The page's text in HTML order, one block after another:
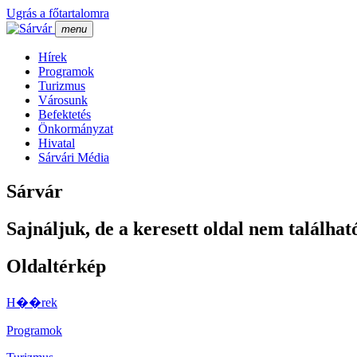
Ugrás a főtartalomra
menu
Hí­rek
Programok
Turizmus
Városunk
Befektetés
Önkormányzat
Hivatal
Sárvári Média
Sárvár
Sajnáljuk, de a keresett oldal nem
Oldaltérkép
H��rek
Programok